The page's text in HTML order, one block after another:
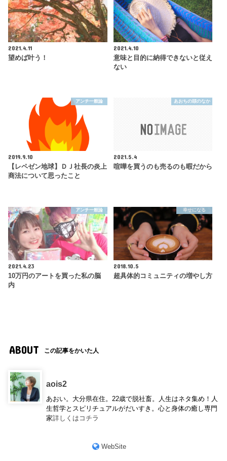
2021.4.11
望めば叶う！
2021.4.10
意味と目的に納得できないと従え
ない
アンチ一般論
2019.9.10
【レペゼン地球】ＤＪ社長の炎上
商法について思ったこと
あおちの頭のなか
2021.5.4
喧嘩を買うのも売るのも暇だから
アンチ一般論
2021.4.23
10万円のアートを買った私の脳
内
幸せになる
2018.10.5
超具体的コミュニティの増やし方
ABOUT この記事をかいた人
aois2
あおい。大分県在住。22歳で脱社畜。人生はネタ集め！人
生哲学とスピリチュアルがだいすき。心と身体の癒し専門
家詳しくはコチラ
WebSite